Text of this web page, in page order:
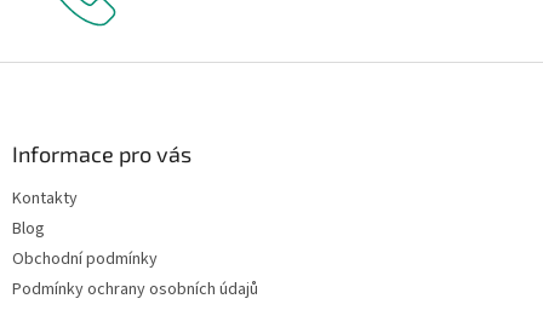
Informace pro vás
Kontakty
Blog
Obchodní podmínky
Podmínky ochrany osobních údajů